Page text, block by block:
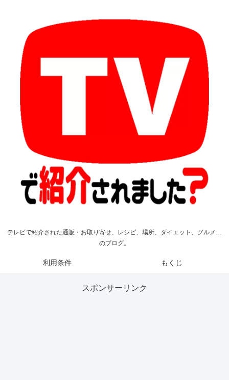
テレビで紹介された通販・お取り寄せ、レシピ、場所、ダイエット、グルメ…
のブログ。
利用条件 もくじ
スポンサーリンク